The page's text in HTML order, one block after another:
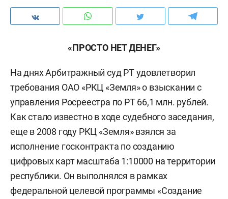
«ПРОСТО НЕТ ДЕНЕГ»
На днях Арбитражный суд РТ удовлетворил
требования ОАО «РКЦ «Земля» о взыскании с
управления Росреестра по РТ 66,1 млн. рублей.
Как стало известно в ходе судебного заседания,
еще в 2008 году РКЦ «Земля» взялся за
исполнение госконтракта по созданию
цифровых карт масштаба 1:10000 на территории
республики. Он выполнялся в рамках
федеральной целевой программы «Создание